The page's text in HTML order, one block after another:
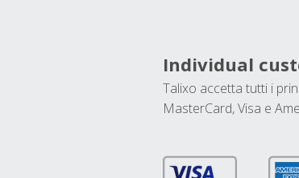
Individual
Talixo accetta tutti i
MasterCard, Visa e